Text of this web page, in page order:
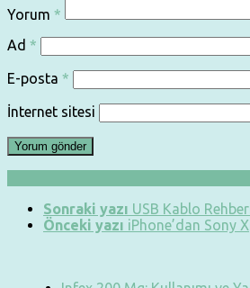
Yorum *
Ad *
E-posta *
İnternet sitesi
Sonraki yazı USB Kablo
Önceki yazı iPhone’dan Sony